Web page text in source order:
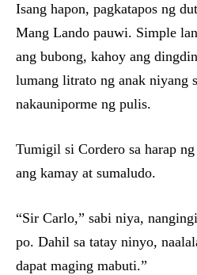
Isang hapon, pagkatapos ng
Mang Lando pauwi. Simple
ang bubong, kahoy ang
lumang litrato ng anak niyang
nakauniporme ng pulis.
Tumigil si Cordero sa harap
ang kamay at sumaludo.
“Sir Carlo,” sabi niya,
po. Dahil sa tatay ninyo,
dapat maging mabuti.”